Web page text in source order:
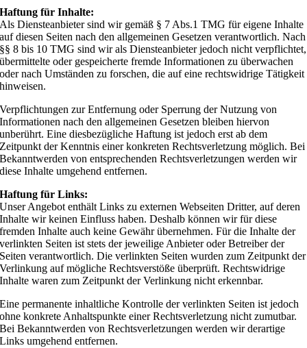
Haftung für Inhalte:
Als Diensteanbieter sind wir gemäß § 7 Abs.1 TMG für eigene Inhalte
auf diesen Seiten nach den allgemeinen Gesetzen verantwortlich. Nach
§§ 8 bis 10 TMG sind wir als Diensteanbieter jedoch nicht verpflichtet,
übermittelte oder gespeicherte fremde Informationen zu überwachen
oder nach Umständen zu forschen, die auf eine rechtswidrige Tätigkeit
hinweisen.
Verpflichtungen zur Entfernung oder Sperrung der Nutzung von
Informationen nach den allgemeinen Gesetzen bleiben hiervon
unberührt. Eine diesbezügliche Haftung ist jedoch erst ab dem
Zeitpunkt der Kenntnis einer konkreten Rechtsverletzung möglich. Bei
Bekanntwerden von entsprechenden Rechtsverletzungen werden wir
diese Inhalte umgehend entfernen.
Haftung für Links:
Unser Angebot enthält Links zu externen Webseiten Dritter, auf deren
Inhalte wir keinen Einfluss haben. Deshalb können wir für diese
fremden Inhalte auch keine Gewähr übernehmen. Für die Inhalte der
verlinkten Seiten ist stets der jeweilige Anbieter oder Betreiber der
Seiten verantwortlich. Die verlinkten Seiten wurden zum Zeitpunkt der
Verlinkung auf mögliche Rechtsverstöße überprüft. Rechtswidrige
Inhalte waren zum Zeitpunkt der Verlinkung nicht erkennbar.
Eine permanente inhaltliche Kontrolle der verlinkten Seiten ist jedoch
ohne konkrete Anhaltspunkte einer Rechtsverletzung nicht zumutbar.
Bei Bekanntwerden von Rechtsverletzungen werden wir derartige
Links umgehend entfernen.